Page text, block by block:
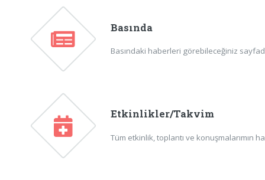
Basında
Basındaki haberleri görebileceğiniz
Etkinlikler/Takvim
Tüm etkinlik, toplantı ve konuşmalarımın